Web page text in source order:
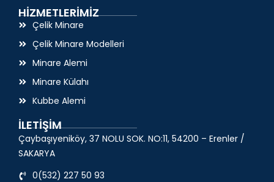
HİZMETLERİMİZ
Çelik Minare
Çelik Minare Modelleri
Minare Alemi
Minare Külahı
Kubbe Alemi
İLETİŞİM
Çaybaşıyeniköy, 37 NOLU SOK. NO:11, 54200 – Erenler /
SAKARYA
0(532) 227 50 93